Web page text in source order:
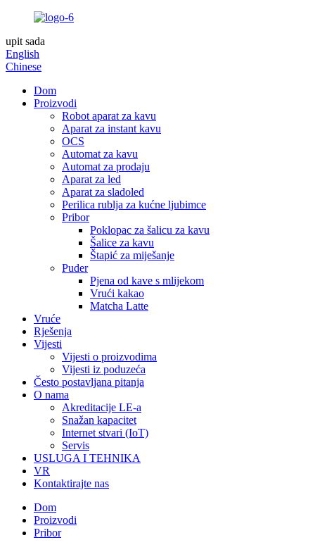
upit sada
English
Chinese
Dom
Proizvodi
Robot aparat za kavu
Aparat za instant kavu
OCS
Automat za kavu
Automat za prodaju
Aparat za led
Aparat za sladoled
Perilica rublja za kućne ljubimce
Pribor
Poklopac za šalicu za kavu
Šalice za kavu
Štapić za miješanje
Puder
Pjena od kave s mlijekom
Vrući kakao
Matcha Latte
Vruće
Rješenja
Vijesti
Vijesti o proizvodima
Vijesti iz poduzeća
Često postavljana pitanja
O nama
Akreditacije LE-a
Snažan kapacitet
Internet stvari (IoT)
Servis
USLUGA I TEHNIKA
VR
Kontaktirajte nas
Dom
Proizvodi
Pribor